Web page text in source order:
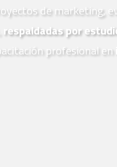
de marketing,
respaldadas por
profesional en